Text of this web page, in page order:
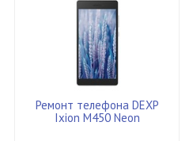
Ремонт телефона DEXP
Ixion M450 Neon